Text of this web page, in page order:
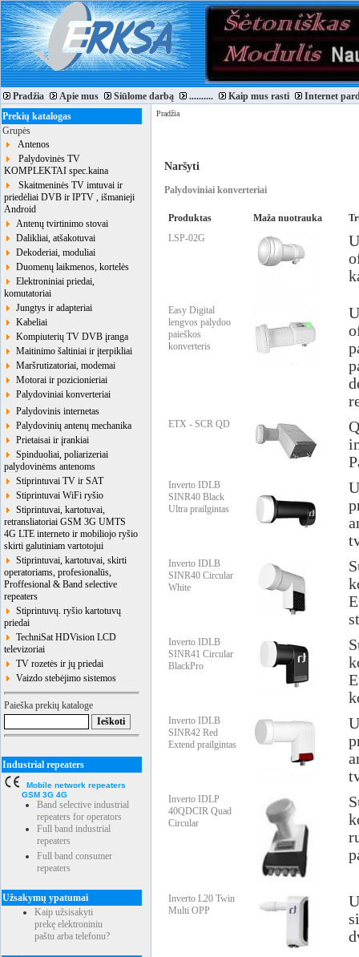
Pradžia Apie mus Siūlome darbą .......... Kaip mus rasti
Internet
Prekių katalogas
Grupės
Antenos
Palydovinės TV
KOMPLEKTAI spec.kaina
Skaitmeninės TV imtuvai ir
priedėliai DVB ir IPTV , išmanieji
Android
Antenų tvirtinimo stovai
Dalikliai, atšakotuvai
Dekoderiai, moduliai
Duomenų laikmenos, kortelės
Elektroniniai priedai,
komutatoriai
Jungtys ir adapteriai
Kabeliai
Kompiuterių TV DVB įranga
Maitinimo šaltiniai ir įterpikliai
Maršrutizatoriai, modemai
Motorai ir pozicionieriai
Palydoviniai konverteriai
Palydovinis internetas
Palydovinių antenų mechanika
Prietaisai ir įrankiai
Spinduoliai, poliarizeriai
palydovinėms antenoms
Stiprintuvai TV ir SAT
Stiprintuvai WiFi ryšio
Stiprintuvai, kartotuvai,
retransliatoriai GSM 3G UMTS
4G LTE interneto ir mobiliojo ryšio
skirti galutiniam vartotojui
Stiprintuvai, kartotuvai, skirti
operatoriams, profesionalūs,
Proffesional & Band selective
repeaters
Stiprintuvų. ryšio kartotuvų
priedai
TechniSat HDVision LCD
televizoriai
TV rozetės ir jų priedai
Vaizdo stebėjimo sistemos
Paieška prekių kataloge
Industrial repeaters
Mobile network repeaters
GSM 3G 4G
Band selective industrial
repeaters for operators
Full band industrial
repeaters
Full band consumer
repeaters
Užsakymų ypatumai
Kaip užsisakyti
prekę elektroniniu
paštu arba telefonu?
Pradžia
Naršyti
Palydoviniai konverteriai
Produktas Maža nuotrauka
LSP-02G
Easy Digital
lengvos palydoo
paieškos
konverteris
ETX - SCR QD
Inverto IDLB
SINR40 Black
Ultra prailgintas
Inverto IDLB
SINR40 Circular
White
Inverto IDLB
SINR41 Circular
BlackPro
Inverto IDLB
SINR42 Red
Extend prailgintas
Inverto IDLP
40QDCIR Quad
Circular
Inverto L20 Twin
Multi OPP